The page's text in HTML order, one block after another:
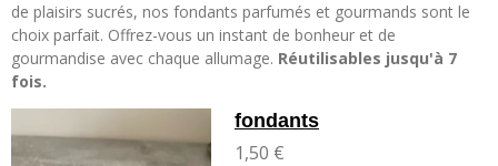
de plaisirs sucrés, nos fondants parfumés et gourmands sont le
choix parfait. Offrez-vous un instant de bonheur et de
gourmandise avec chaque allumage. Réutilisables jusqu'à 7
fois.
fondants
1,50 €